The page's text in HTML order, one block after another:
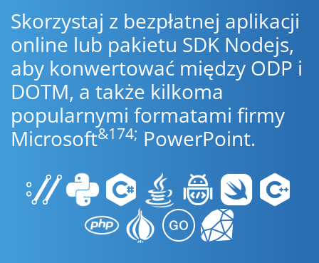
Skorzystaj z bezpłatnej aplikacji
online lub pakietu SDK Nodejs,
aby konwertować między ODP i
DOTM, a także kilkoma
popularnymi formatami firmy
Microsoft&174; PowerPoint.